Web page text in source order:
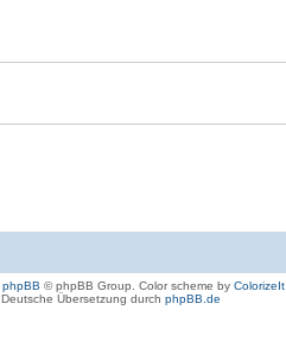
phpBB © phpBB Group. Color scheme by ColorizeIt.
Deutsche Übersetzung durch phpBB.de